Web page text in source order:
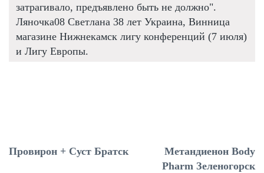
затрагивало, предъявлено быть не должно".
Ляночка08 Светлана 38 лет Украина, Винница
магазине Нижнекамск лигу конференций (7 июля)
и Лигу Европы.
Провирон + Суст Братск
Метандиенон Body
Pharm Зеленогорск